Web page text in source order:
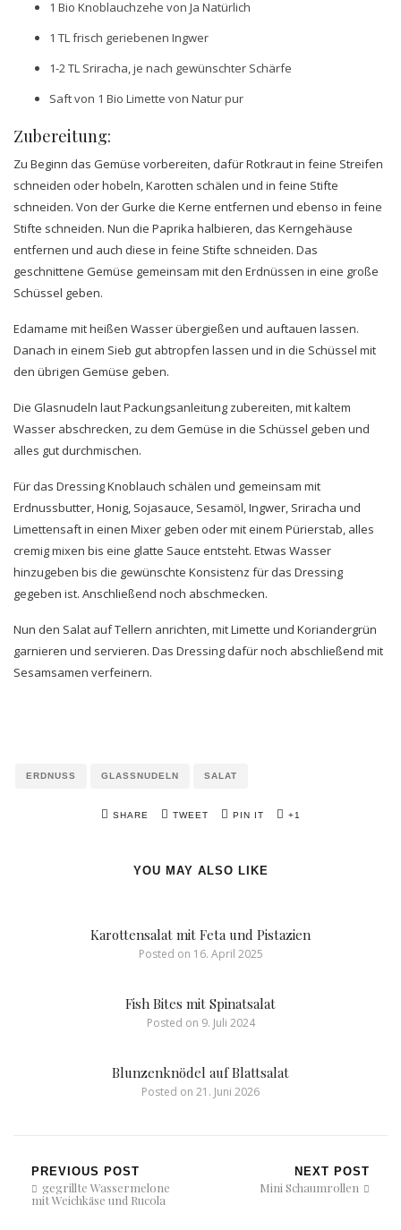
1 Bio Knoblauchzehe von Ja Natürlich
1 TL frisch geriebenen Ingwer
1-2 TL Sriracha, je nach gewünschter Schärfe
Saft von 1 Bio Limette von Natur pur
Zubereitung:
Zu Beginn das Gemüse vorbereiten, dafür Rotkraut in feine Streifen
schneiden oder hobeln, Karotten schälen und in feine Stifte
schneiden. Von der Gurke die Kerne entfernen und ebenso in feine
Stifte schneiden. Nun die Paprika halbieren, das Kerngehäuse
entfernen und auch diese in feine Stifte schneiden. Das
geschnittene Gemüse gemeinsam mit den Erdnüssen in eine große
Schüssel geben.
Edamame mit heißen Wasser übergießen und auftauen lassen.
Danach in einem Sieb gut abtropfen lassen und in die Schüssel mit
den übrigen Gemüse geben.
Die Glasnudeln laut Packungsanleitung zubereiten, mit kaltem
Wasser abschrecken, zu dem Gemüse in die Schüssel geben und
alles gut durchmischen.
Für das Dressing Knoblauch schälen und gemeinsam mit
Erdnussbutter, Honig, Sojasauce, Sesamöl, Ingwer, Sriracha und
Limettensaft in einen Mixer geben oder mit einem Pürierstab, alles
cremig mixen bis eine glatte Sauce entsteht. Etwas Wasser
hinzugeben bis die gewünschte Konsistenz für das Dressing
gegeben ist. Anschließend noch abschmecken.
Nun den Salat auf Tellern anrichten, mit Limette und Koriandergrün
garnieren und servieren. Das Dressing dafür noch abschließend mit
Sesamsamen verfeinern.
ERDNUSS GLASSNUDELN SALAT
SHARE TWEET PIN IT +1
YOU MAY ALSO LIKE
Karottensalat mit Feta und Pistazien
Posted on 16. April 2025
Fish Bites mit Spinatsalat
Posted on 9. Juli 2024
Blunzenknödel auf Blattsalat
Posted on 21. Juni 2026
PREVIOUS POST
gegrillte Wassermelone
mit Weichkäse und Rucola
NEXT POST
Mini Schaumrollen